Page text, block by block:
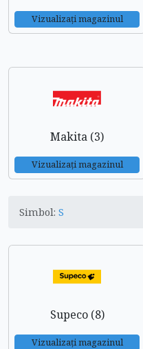
Vizualizați magazinul
Makita (3)
Vizualizați magazinul
Simbol: S
Supeco (8)
Vizualizați magazinul